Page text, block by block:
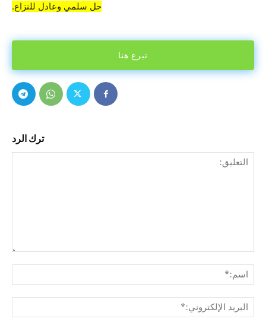
حل سلمي وعادل للنزاع.
تبرع هنا
ترك الرد